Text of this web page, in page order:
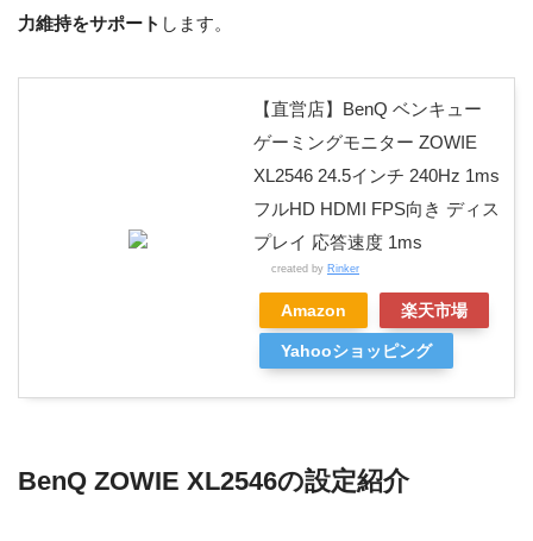
力維持をサポート します。
【直営店】BenQ ベンキュー
ゲーミングモニター ZOWIE
XL2546 24.5インチ 240Hz 1ms
フルHD HDMI FPS向き ディス
プレイ 応答速度 1ms
created by Rinker
Amazon 楽天市場
Yahooショッピング
BenQ ZOWIE XL2546の設定紹介